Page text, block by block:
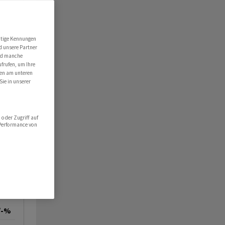
%
Kennungen
unsere Partner
manche
um Ihre
am unteren
in unserer
oder Zugriff auf
von